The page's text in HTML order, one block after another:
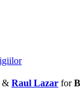
& Raul Lazar for